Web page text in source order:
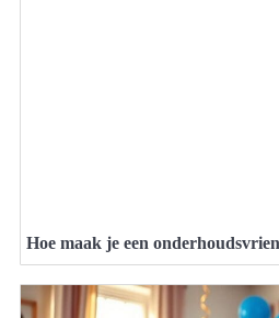
Hoe maak je een